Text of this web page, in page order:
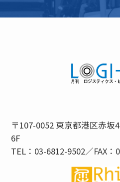
〒107-0052 東京都港区赤坂
6F
TEL：03-6812-9502／FAX：